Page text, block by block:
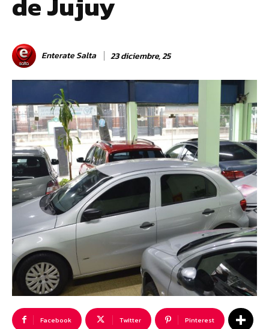
Enterate Salta 23 diciembre, 25
Facebook Twitter Pinterest